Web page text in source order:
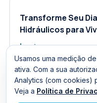
Transforme Seu
Hidráulicos para
Ler
A Sua Casa
Usamos uma medição
ativa. Com a sua
Analytics (com cookies)
Veja a Política de